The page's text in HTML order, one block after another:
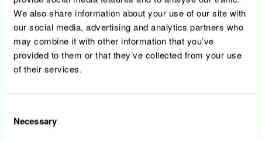
We also share information about your use of our site with
our social media, advertising and analytics partners who
may combine it with other information that you’ve
provided to them or that they’ve collected from your use
of their services.
Selection
Necessary
perspectives durables et innovantes tout en
veillant aux intérêts de ses collaborateurs et
partenaires.
Pour nous rejoindre, postulez en ligne: simple et